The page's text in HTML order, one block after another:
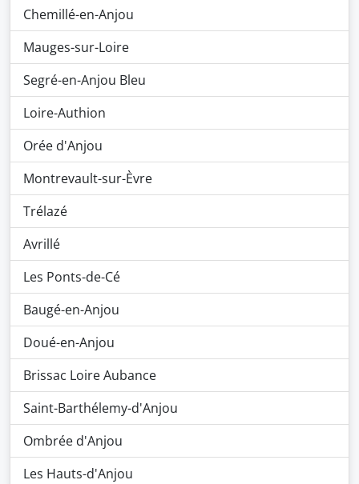
Chemillé-en-Anjou
Mauges-sur-Loire
Segré-en-Anjou Bleu
Loire-Authion
Orée d'Anjou
Montrevault-sur-Èvre
Trélazé
Avrillé
Les Ponts-de-Cé
Baugé-en-Anjou
Doué-en-Anjou
Brissac Loire Aubance
Saint-Barthélemy-d'Anjou
Ombrée d'Anjou
Les Hauts-d'Anjou